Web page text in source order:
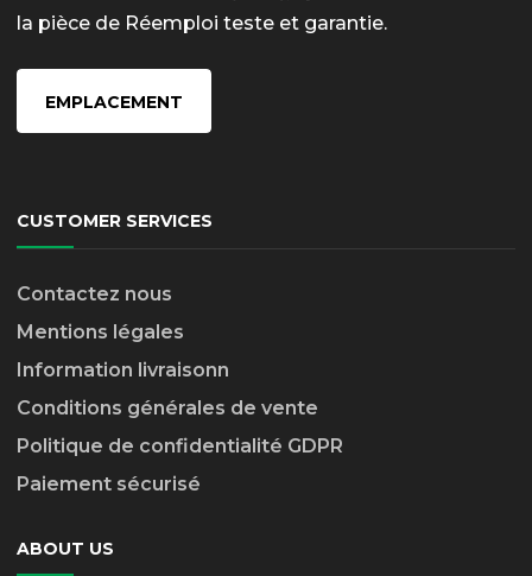
la pièce de Réemploi teste et garantie.
EMPLACEMENT
CUSTOMER SERVICES
Contactez nous
Mentions légales
Information livraisonn
Conditions générales de vente
Politique de confidentialité GDPR
Paiement sécurisé
ABOUT US